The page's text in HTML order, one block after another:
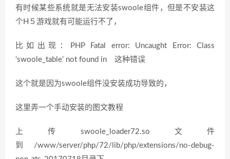
有时候某些系统就是无法安装swoole组件，但是不安装这
个H５游戏就有可能运行不了，
比如出现：PHP Fatal error: Uncaught Error: Class
‘swoole_table’ not found in 这种错误
这个就是因为swoole组件没安装成功导致的，
这里弄一个手动安装的图文教程
上传swoole_loader72.so文件
到/www/server/php/72/lib/php/extensions/no-debug-